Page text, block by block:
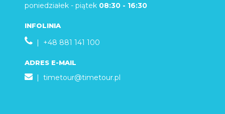
poniedziałek - piątek 08:30 - 16:30
INFOLINIA
| +48 881 141 100
ADRES E-MAIL
| timetour@timetour.pl